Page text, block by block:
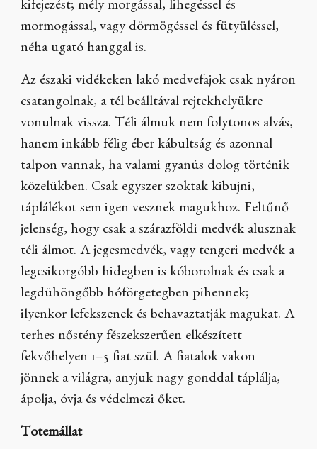
kifejezést; mély morgással, lihegéssel és
mormogással, vagy dörmögéssel és fütyüléssel,
néha ugató hanggal is.
Az északi vidékeken lakó medvefajok csak nyáron
csatangolnak, a tél beálltával rejtekhelyükre
vonulnak vissza. Téli álmuk nem folytonos alvás,
hanem inkább félig éber kábultság és azonnal
talpon vannak, ha valami gyanús dolog történik
közelükben. Csak egyszer szoktak kibujni,
táplálékot sem igen vesznek magukhoz. Feltűnő
jelenség, hogy csak a szárazföldi medvék alusznak
téli álmot. A jegesmedvék, vagy tengeri medvék a
legcsikorgóbb hidegben is kóborolnak és csak a
legdühöngőbb hóförgetegben pihennek;
ilyenkor lefekszenek és behavaztatják magukat. A
terhes nőstény fészekszerűen elkészített
fekvőhelyen 1–5 fiat szül. A fiatalok vakon
jönnek a világra, anyjuk nagy gonddal táplálja,
ápolja, óvja és védelmezi őket.
Totemállat